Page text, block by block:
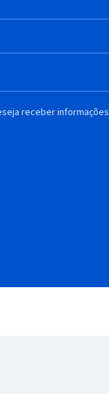
receber informações